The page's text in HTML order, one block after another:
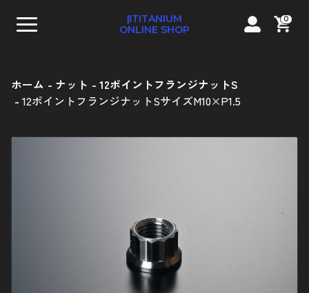
βTITANIUM
ONLINE SHOP
0
コンパクトフランジ六角ボルト
フランジ六角ボルト
ホーム ナット
12ポイントフランジナットS
12ポイントフランジナットSサイズM10×P1.5